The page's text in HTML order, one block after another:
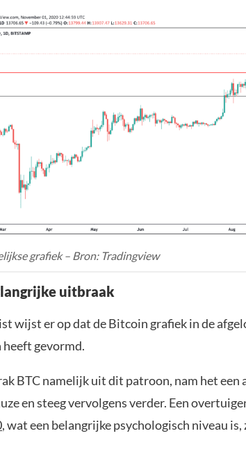
grafiek – Bron: Tradingview
uitbraak
wijst er op dat de Bitcoin grafiek in de
gevormd.
BTC namelijk uit dit patroon, nam het een
en steeg vervolgens verder. Een
, wat een belangrijke psychologisch niveau is,